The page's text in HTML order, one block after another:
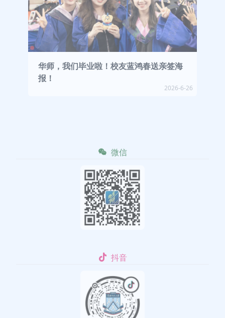
华师，我们毕业啦！校友蓝鸿春送亲签海
报！
2026-6-26
微信
抖音